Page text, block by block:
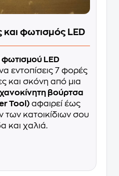
φωτισμός LED
φωτισμού LED
εντοπίσεις 7 φορές
και σκόνη από μια
βούρτσα
Tool) αφαιρεί έως
των κατοικίδιων σου
και χαλιά.